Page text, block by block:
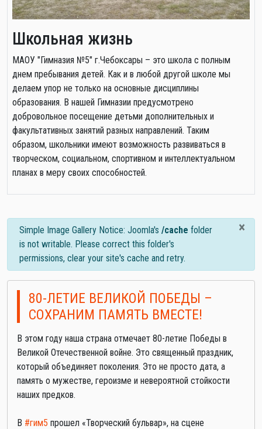
Школьная жизнь
МАОУ "Гимназия №5" г.Чебоксары – это школа с полным
днем пребывания детей. Как и в любой другой школе мы
делаем упор не только на основные дисциплины
образования. В нашей Гимназии предусмотрено
добровольное посещение детьми дополнительных и
факультативных занятий разных направлений. Таким
образом, школьники имеют возможность развиваться в
творческом, социальном, спортивном и интеллектуальном
планах в меру своих способностей.
×
info
Simple Image Gallery Notice: Joomla's /cache folder
is not writable. Please correct this folder's
permissions, clear your site's cache and retry.
80-ЛЕТИЕ ВЕЛИКОЙ ПОБЕДЫ –
СОХРАНИМ ПАМЯТЬ ВМЕСТЕ!
В этом году наша страна отмечает 80-летие Победы в
Великой Отечественной войне. Это священный праздник,
который объединяет поколения. Это не просто дата, а
память о мужестве, героизме и невероятной стойкости
наших предков.
В #гим5 прошел «Творческий бульвар», на сцене